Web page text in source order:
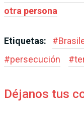
otra persona
Etiquetas: #
#persecución #
Déjanos tus